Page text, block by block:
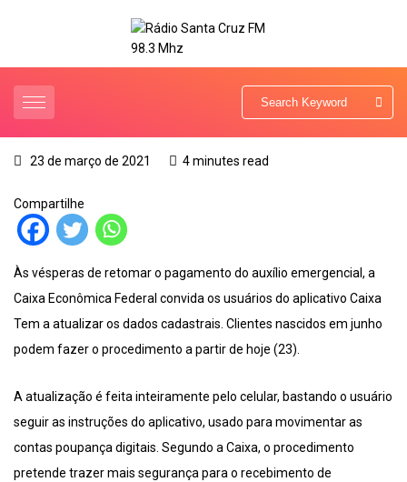
23 de março de 2021 4 minutes read
Compartilhe
Às vésperas de retomar o pagamento do auxílio emergencial, a
Caixa Econômica Federal convida os usuários do aplicativo Caixa
Tem a atualizar os dados cadastrais. Clientes nascidos em junho
podem fazer o procedimento a partir de hoje (23).
A atualização é feita inteiramente pelo celular, bastando o usuário
seguir as instruções do aplicativo, usado para movimentar as
contas poupança digitais. Segundo a Caixa, o procedimento
pretende trazer mais segurança para o recebimento de